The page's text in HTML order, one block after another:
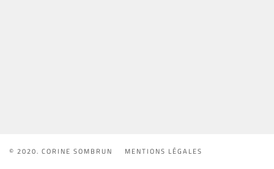
© 2020. CORINE SOMBRUN MENTIONS LÉGALES